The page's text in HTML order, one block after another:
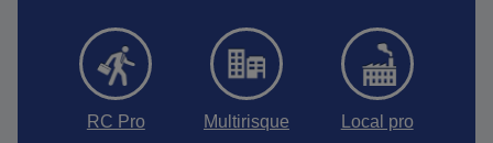
RC Pro Multirisque Local pro